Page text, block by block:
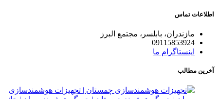
اطلاعات تماس
مازندران، بابلسر، مجتمع البرز
09115853924
اینستاگرام ما
آخرین مطالب